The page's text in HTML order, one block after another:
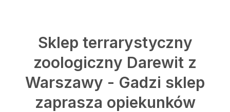
Sklep terrarystyczny
zoologiczny Darewit z
Warszawy - Gadzi sklep
zaprasza opiekunków